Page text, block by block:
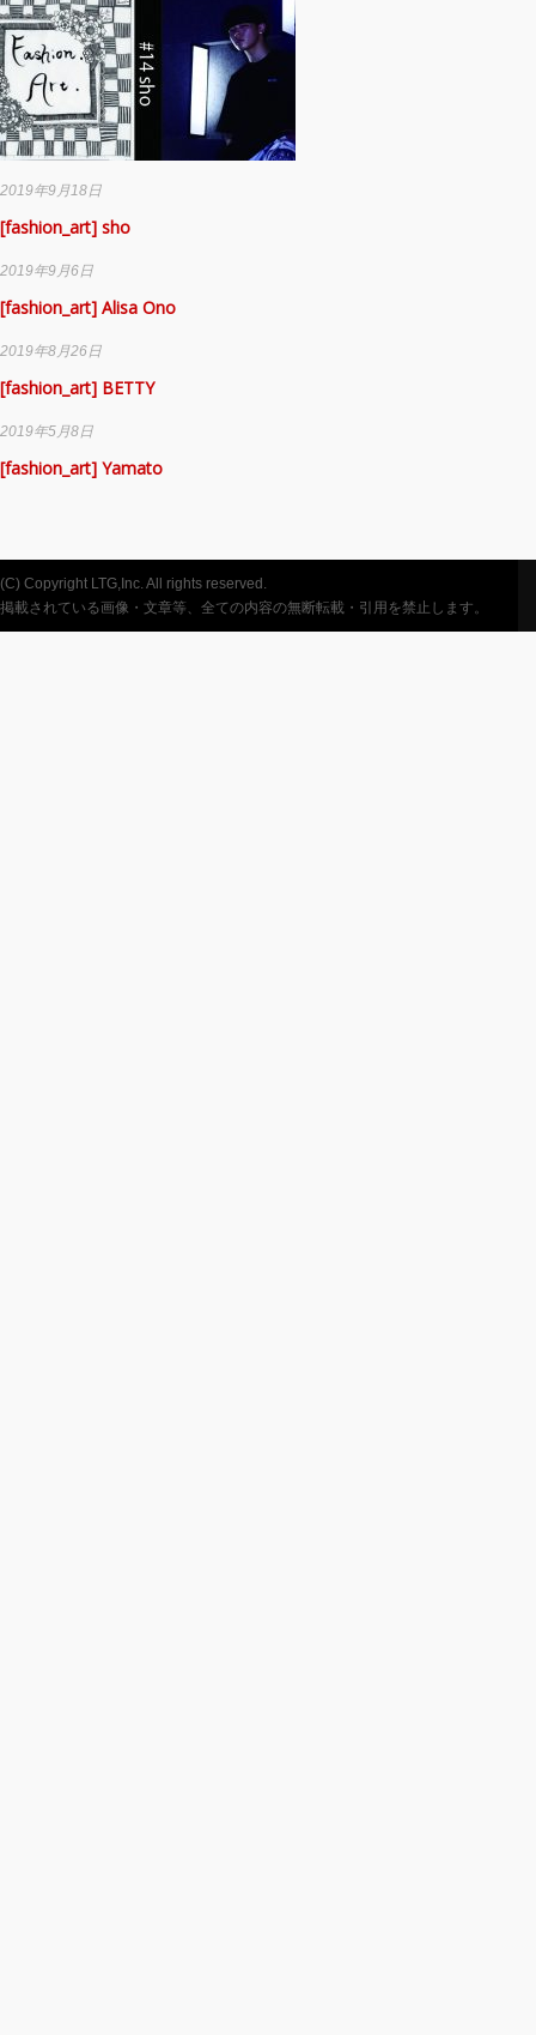
2019年9月18日
[fashion_art] sho
2019年9月6日
[fashion_art] Alisa Ono
2019年8月26日
[fashion_art] BETTY
2019年5月8日
[fashion_art] Yamato
(C) Copyright LTG,Inc. All rights reserved.
掲載されている画像・文章等、全ての内容の無断転載・引用を禁止します。